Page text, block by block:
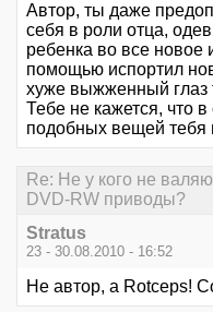
Автор, ты даже
себя в роли отца,
ребенка во все новое
помощью испортил
хуже выжженный глаз
Тебе не кажется, что
подобных вещей тебя
Re: Не у кого не
DVD-RW приводы?
Stratus
23 - 30.08.2010 - 16:52
Не автор, а Rotceps!